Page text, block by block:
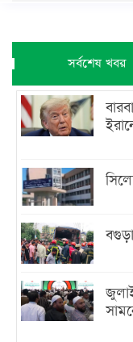
সর্বশেষ খবর